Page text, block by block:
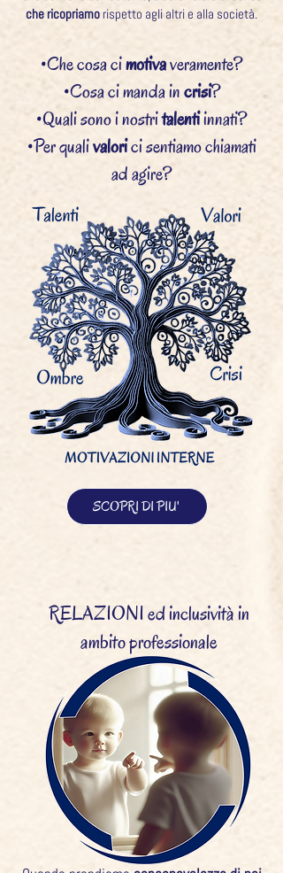
che ricopriamorispetto agli altri e alla società.
•Che cosa cimotivaveramente?
•Cosa ci manda incrisi?
•Quali sono i nostritalentiinnati?
•Per qualivalorici sentiamo chiamati
ad agire?
SCOPRI DI PIU'
RELAZIONI ed inclusività in
ambito professionale